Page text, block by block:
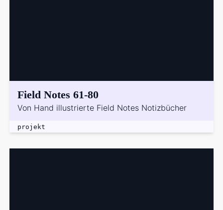
Field Notes 61-80
Von Hand illustrierte Field Notes Notizbücher
projekt